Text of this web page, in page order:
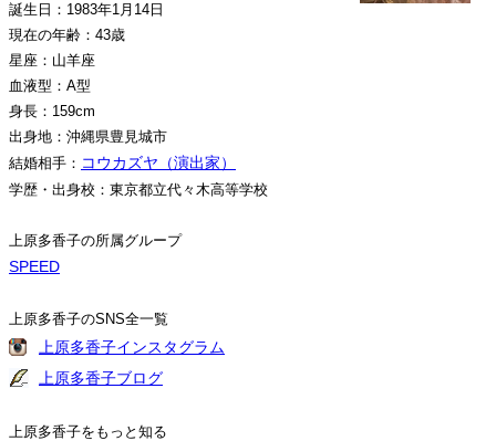
誕生日：1983年1月14日
現在の年齢：43歳
星座：山羊座
血液型：A型
身長：159cm
出身地：沖縄県豊見城市
結婚相手： コウカズヤ（演出家）
学歴・出身校：東京都立代々木高等学校
上原多香子の所属グループ
SPEED
上原多香子のSNS全一覧
上原多香子インスタグラム
上原多香子ブログ
上原多香子をもっと知る